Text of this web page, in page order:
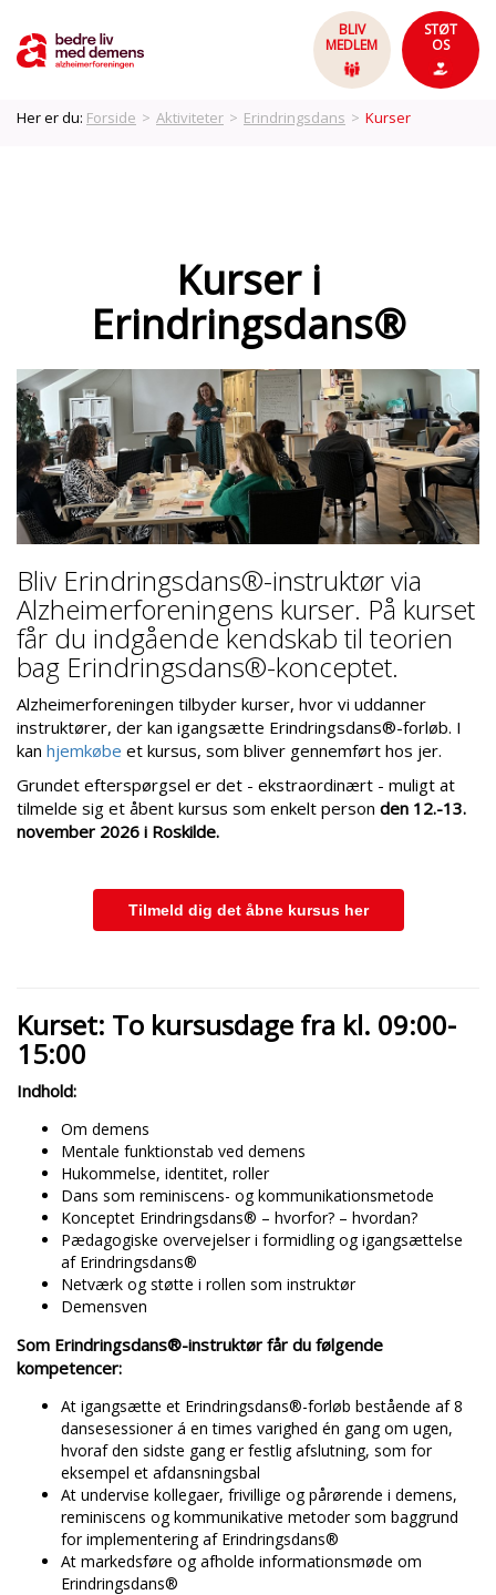
BLIV
MEDLEM
STØT
OS
Her er du: Forside > Aktiviteter > Erindringsdans > Kurser
Kurser i
Erindringsdans®
Bliv Erindringsdans®-instruktør via
Alzheimerforeningens kurser. På kurset
får du indgående kendskab til teorien
bag Erindringsdans®-konceptet.
Alzheimerforeningen tilbyder kurser, hvor vi uddanner
instruktører, der kan igangsætte Erindringsdans®-forløb. I
kan hjemkøbe et kursus, som bliver gennemført hos jer.
Grundet efterspørgsel er det - ekstraordinært - muligt at
tilmelde sig et åbent kursus som enkelt person den 12.-13.
november 2026 i Roskilde.
Tilmeld dig det åbne kursus her
Kurset: To kursusdage fra kl. 09:00-
15:00
Indhold:
Om demens
Mentale funktionstab ved demens
Hukommelse, identitet, roller
Dans som reminiscens- og kommunikationsmetode
Konceptet Erindringsdans® – hvorfor? – hvordan?
Pædagogiske overvejelser i formidling og igangsættelse
af Erindringsdans®
Netværk og støtte i rollen som instruktør
Demensven
Som Erindringsdans®-instruktør får du følgende
kompetencer:
At igangsætte et Erindringsdans®-forløb bestående af 8
dansesessioner á en times varighed én gang om ugen,
hvoraf den sidste gang er festlig afslutning, som for
eksempel et afdansningsbal
At undervise kollegaer, frivillige og pårørende i demens,
reminiscens og kommunikative metoder som baggrund
for implementering af Erindringsdans®
At markedsføre og afholde informationsmøde om
Erindringsdans®